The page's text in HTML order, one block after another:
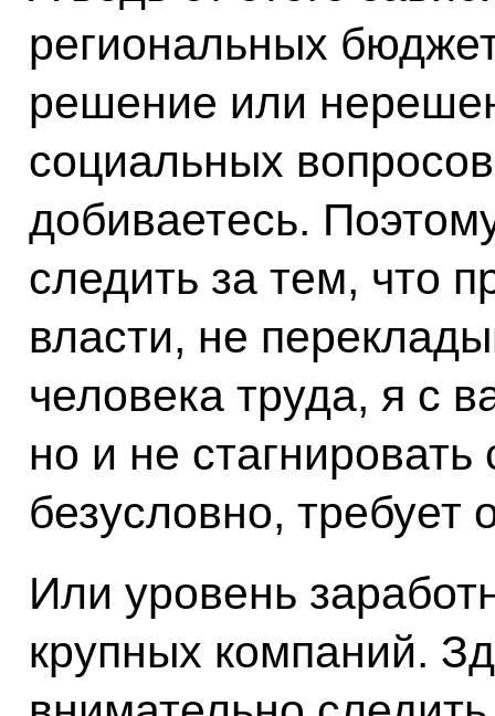
региональных
решение или
социальных
добиваетесь.
следить за тем, что
власти, не
человека труда, я с
но и не
безусловно,
Или уровень
крупных компаний.